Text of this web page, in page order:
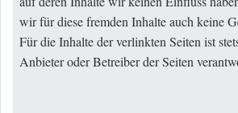
wir für diese fremden Inhalte auch keine
Für die Inhalte der verlinkten Seiten ist
Anbieter oder Betreiber der Seiten